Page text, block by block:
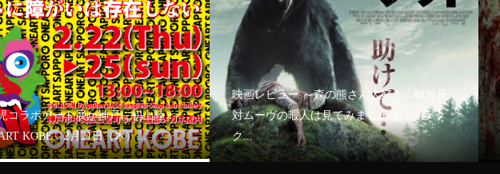
コラボアート展が神戸に初上陸！
KOBE」2月21日（木）...
映画レビュー ～森の熊さん大好き、駆除反
対ムーヴの暇人は見てみましょう「ブラッ
ク...